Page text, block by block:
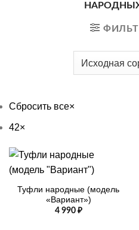
Сбросить все×
42×
Туфли народные (модель
«Вариант»)
4 990 ₽